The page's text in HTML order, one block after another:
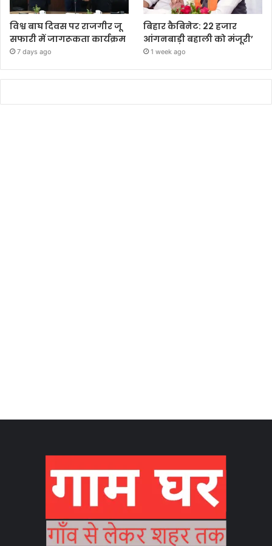
विश्व बाघ दिवस पर राजगीर जू
सफारी में जागरूकता कार्यक्रम
7 days ago
बिहार कैबिनेट: 22 हजार
आंगनबाड़ी बहाली को मंजूरी’
1 week ago